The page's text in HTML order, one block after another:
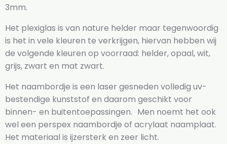
3mm.
Het plexiglas is van nature helder maar tegenwoordig
is het in vele kleuren te verkrijgen, hiervan hebben wij
de volgende kleuren op voorraad: helder, opaal, wit,
grijs, zwart en mat zwart.
Het naambordje is een laser gesneden volledig uv-
bestendige kunststof en daarom geschikt voor
binnen- en buitentoepassingen. Men noemt het ook
wel een perspex naambordje of acrylaat naamplaat.
Het materiaal is ijzersterk en zeer licht.